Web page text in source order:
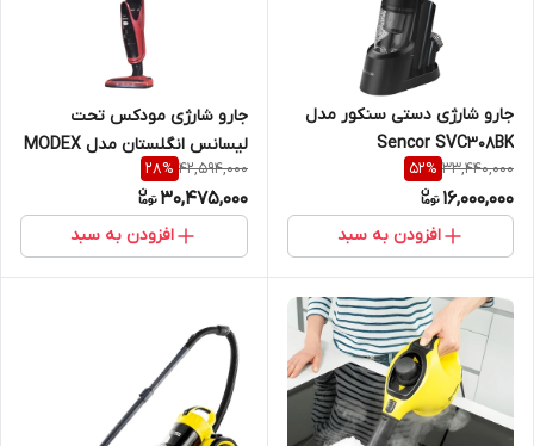
جارو شارژی دستی سنکور مدل
Sencor SVC308BK
33,440,000
52%
16,000,000
افزودن به سبد
جارو شارژی مودکس تحت
لیسانس انگلستان مدل MODEX
HVC1300
42,594,000
28%
30,475,000
افزودن به سبد